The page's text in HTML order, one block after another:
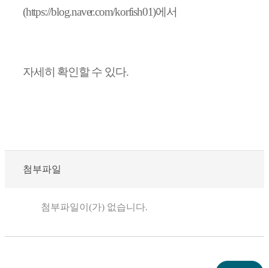
(https://blog.naver.com/korfish01)에서
자세히 확인할 수 있다.
첨부파일
첨부파일이(가) 없습니다.